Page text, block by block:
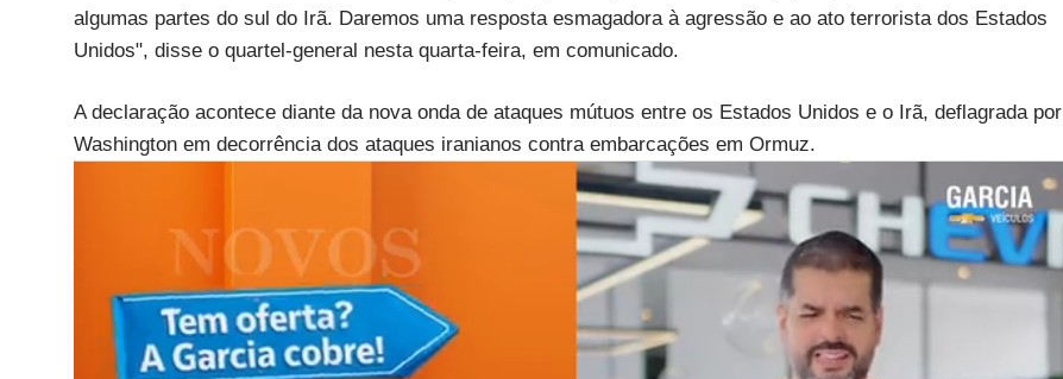
algumas partes do sul do Irã. Daremos uma resposta esmagadora à agressão e ao ato terrorista dos Estados
Unidos", disse o quartel-general nesta quarta-feira, em comunicado.
A declaração acontece diante da nova onda de ataques mútuos entre os Estados Unidos e o Irã, deflagrada por
Washington em decorrência dos ataques iranianos contra embarcações em Ormuz.